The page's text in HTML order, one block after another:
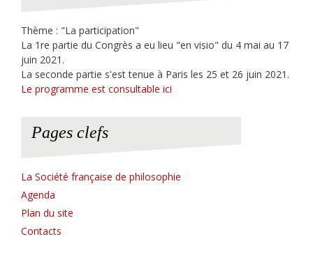
Thème : "La participation"
La 1re partie du Congrès a eu lieu "en visio" du 4 mai au 17
juin 2021.
La seconde partie s'est tenue à Paris les 25 et 26 juin 2021.
Le programme est consultable ici
Pages clefs
La Société française de philosophie
Agenda
Plan du site
Contacts